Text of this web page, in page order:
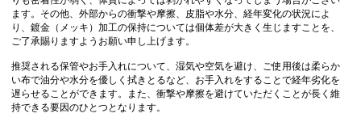
ます。その他、外部からの衝撃や摩擦、皮脂や水分、経年変化の状況によ
り、鍍金（メッキ）加工の保持については個体差が大きく生じますことを、
ご了承賜りますようお願い申し上げます。
推奨される保管やお手入れについて、湿気や空気を避け、ご使用後は柔らか
い布で油分や水分を優しく拭きとるなど、お手入れをすることで経年劣化を
遅らせることができます。 また、衝撃や摩擦を避けていただくことが長く維
持できる要因のひとつとなります。